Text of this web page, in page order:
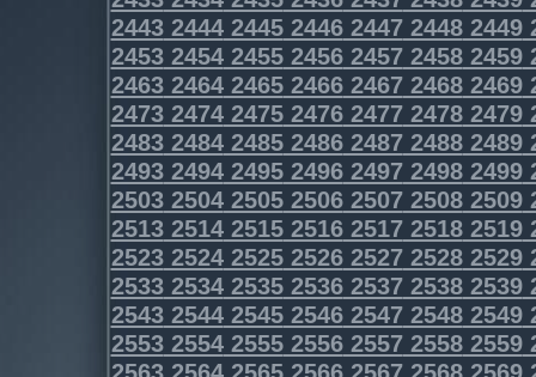
2443244424452446244724482449
2453245424552456245724582459
2463246424652466246724682469
2473247424752476247724782479
2483248424852486248724882489
2493249424952496249724982499
2503250425052506250725082509
2513251425152516251725182519
2523252425252526252725282529
2533253425352536253725382539
2543254425452546254725482549
2553255425552556255725582559